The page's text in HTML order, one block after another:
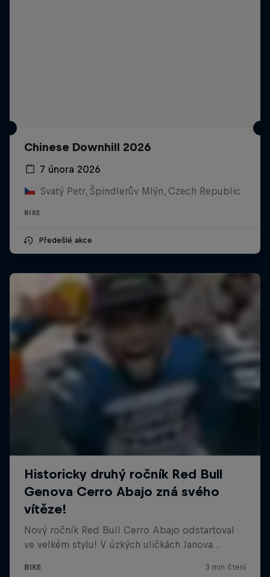
Chinese Downhill 2026
7 února 2026
Svatý Petr, Špindlerův Mlýn, Czech Republic
BIKE
Předešlé akce